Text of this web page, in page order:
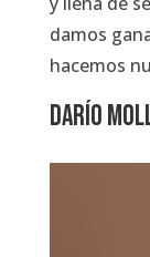
damos
hacemos
DARÍO